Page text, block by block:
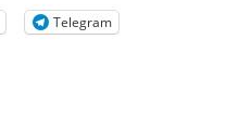
Telegram